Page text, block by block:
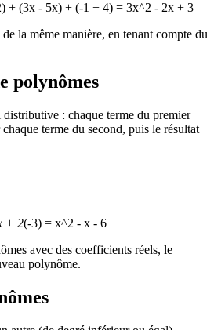
+ (3x - 5x) + (-1 + 4) = 3x^2 - 2x + 3
la même manière, en tenant compte du
polynômes
: chaque terme du premier
terme du second, puis le résultat
+ 2(-3) = x^2 - x - 6
avec des coefficients réels, le
polynôme.